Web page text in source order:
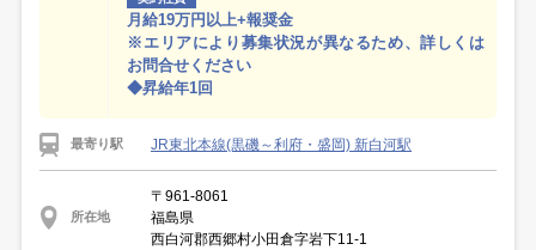
月給19万円以上+報奨金
※エリアにより募集状況が異なるため、詳しくは
お問合せください
◆昇給年1回
最寄り駅 JR東北本線(黒磯～利府・盛岡) 新白河駅
所在地
〒961-8061
福島県
西白河郡西郷村小田倉字岩下11-1